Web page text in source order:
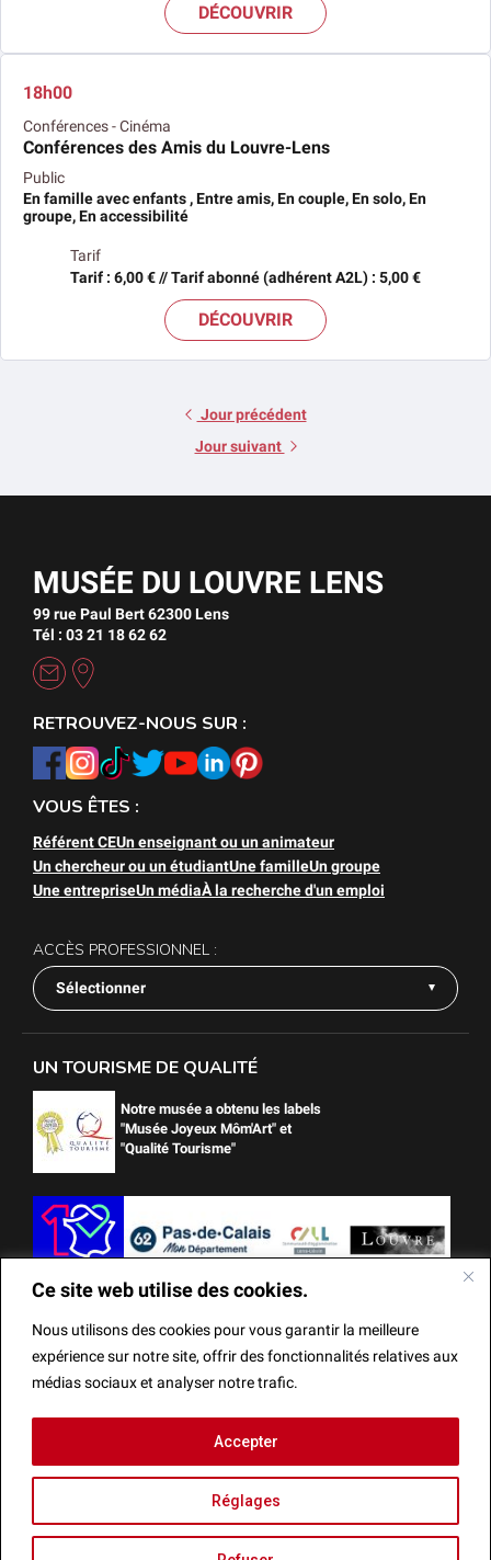
Ce site web utilise des cookies.
Nous utilisons des cookies pour vous garantir la meilleure
expérience sur notre site, offrir des fonctionnalités relatives aux
médias sociaux et analyser notre trafic.
Réglages
Accepter
DÉCOUVRIR
18h00
Conférences - Cinéma
Conférences des Amis du Louvre-Lens
Public
En famille avec enfants , Entre amis, En couple, En solo, En
groupe, En accessibilité
Tarif
Tarif : 6,00 € // Tarif abonné (adhérent A2L) : 5,00 €
DÉCOUVRIR
Jour précédent
Jour suivant
MUSÉE DU LOUVRE LENS
99 rue Paul Bert 62300 Lens
Tél : 03 21 18 62 62
RETROUVEZ-NOUS SUR :
VOUS ÊTES :
Référent CEUn enseignant ou un animateur
Un chercheur ou un étudiantUne familleUn groupe
Une entrepriseUn médiaÀ la recherche d'un emploi
ACCÈS PROFESSIONNEL :
Sélectionner
UN TOURISME DE QUALITÉ
Notre musée a obtenu les labels
"Musée Joyeux Môm'Art" et
"Qualité Tourisme"
Ce site web utilise des cookies.
Nous utilisons des cookies pour vous garantir la meilleure
expérience sur notre site, offrir des fonctionnalités relatives
aux médias sociaux et analyser notre trafic.